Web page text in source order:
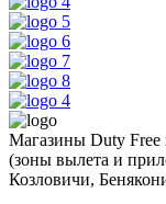
Магазины Duty
(зоны вылета и
Козловичи,